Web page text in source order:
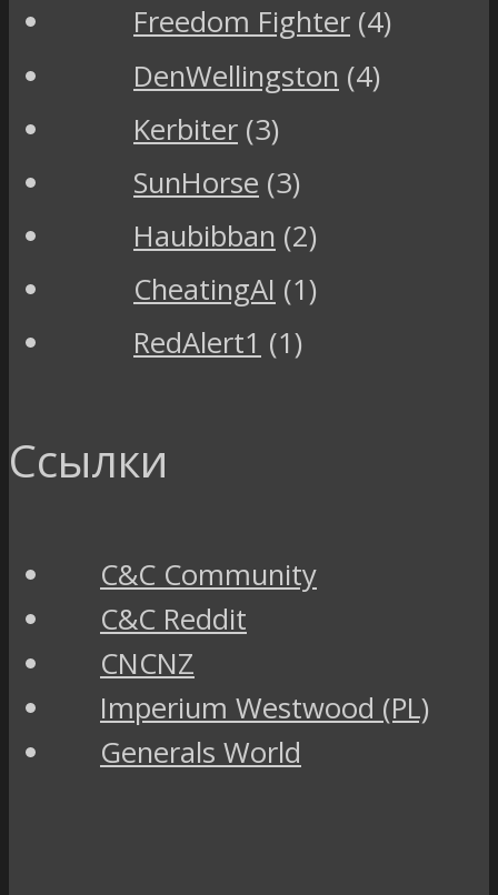
Freedom Fighter (4)
DenWellingston (4)
Kerbiter (3)
SunHorse (3)
Haubibban (2)
CheatingAI (1)
RedAlert1 (1)
Ссылки
C&C Community
C&C Reddit
CNCNZ
Imperium Westwood (PL)
Generals World